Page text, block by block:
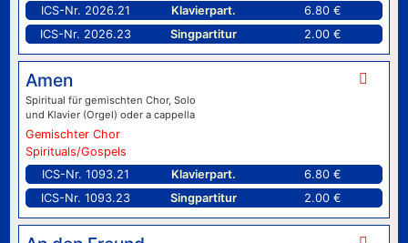
ICS-Nr. 2026.21 Klavierpart.
6.80 €
ICS-Nr. 2026.23
Singpartitur 2.00 €
Amen
Spiritual für gemischten Chor, Solo
und Klavier (Orgel) oder a cappella
Gemischter Chor
Spirituals/Gospels
ICS-Nr. 1093.21
Klavierpart.
6.80 €
ICS-Nr. 1093.23
Singpartitur 2.00 €